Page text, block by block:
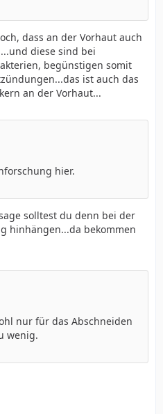
dass an der Vorhaut auch
diese sind bei
begünstigen somit
ist auch das
an der Vorhaut...
hier.
solltest du denn bei der
hinhängen...da bekommen
nur für das Abschneiden
wenig.